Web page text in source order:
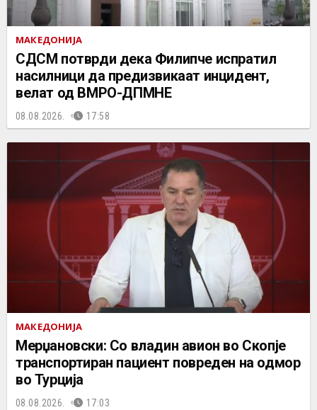
МАКЕДОНИЈА
СДСМ потврди дека Филипче испратил
насилници да предизвикаат инцидент,
велат од ВМРО-ДПМНЕ
08.08.2026. 17:58
МАКЕДОНИЈА
Мерџановски: Со владин авион во Скопје
транспортиран пациент повреден на одмор
во Турција
08.08.2026. 17:03